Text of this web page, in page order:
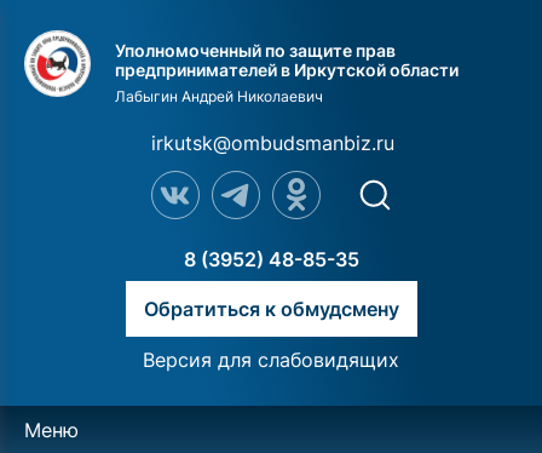
Уполномоченный по защите прав
предпринимателей в Иркутской области
Лабыгин Андрей Николаевич
irkutsk@ombudsmanbiz.ru
8 (3952) 48-85-35
Обратиться к обмудсмену
Версия для слабовидящих
Меню